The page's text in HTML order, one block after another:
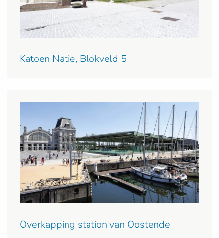
Katoen Natie, Blokveld 5
Overkapping station van Oostende